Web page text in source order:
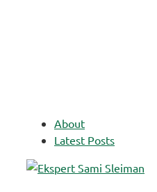
About
Latest Posts